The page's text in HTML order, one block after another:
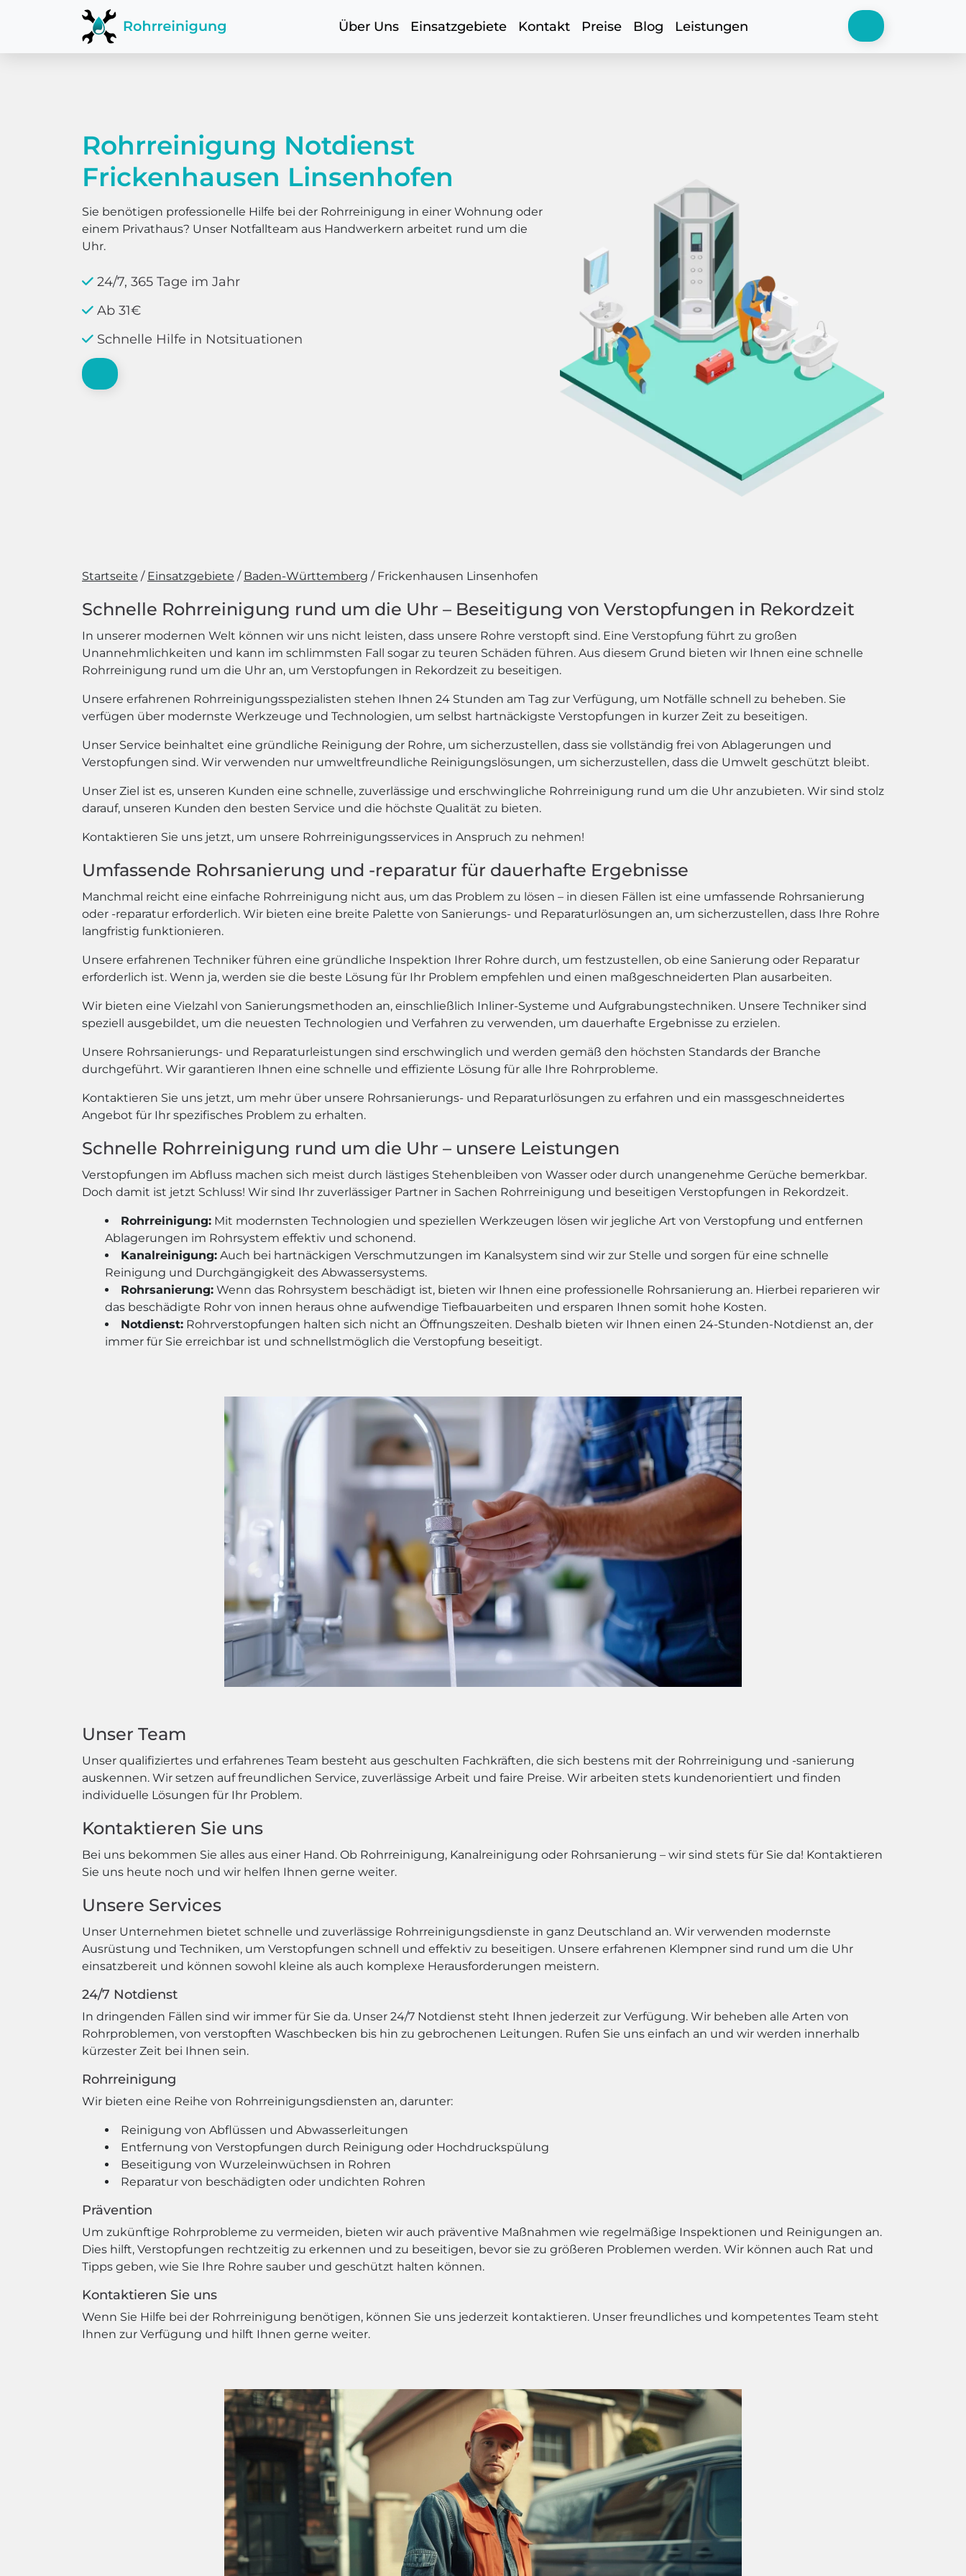
Über Uns Einsatzgebiete Kontakt Preise Blog Leistungen
Rohrreinigung Notdienst
Frickenhausen Linsenhofen
Sie benötigen professionelle Hilfe bei der Rohrreinigung in einer Wohnung oder
einem Privathaus? Unser Notfallteam aus Handwerkern arbeitet rund um die
Uhr.
24/7, 365 Tage im Jahr
Ab 31€
Schnelle Hilfe in Notsituationen
Startseite Einsatzgebiete Baden-Württemberg Frickenhausen Linsenhofen
Schnelle Rohrreinigung rund um die Uhr – Beseitigung von Verstopfungen in Rekordzeit
In unserer modernen Welt können wir uns nicht leisten, dass unsere Rohre verstopft sind. Eine Verstopfung führt zu großen
Unannehmlichkeiten und kann im schlimmsten Fall sogar zu teuren Schäden führen. Aus diesem Grund bieten wir Ihnen eine schnelle
Rohrreinigung rund um die Uhr an, um Verstopfungen in Rekordzeit zu beseitigen.
Unsere erfahrenen Rohrreinigungsspezialisten stehen Ihnen 24 Stunden am Tag zur Verfügung, um Notfälle schnell zu beheben. Sie
verfügen über modernste Werkzeuge und Technologien, um selbst hartnäckigste Verstopfungen in kurzer Zeit zu beseitigen.
Unser Service beinhaltet eine gründliche Reinigung der Rohre, um sicherzustellen, dass sie vollständig frei von Ablagerungen und
Verstopfungen sind. Wir verwenden nur umweltfreundliche Reinigungslösungen, um sicherzustellen, dass die Umwelt geschützt bleibt.
Unser Ziel ist es, unseren Kunden eine schnelle, zuverlässige und erschwingliche Rohrreinigung rund um die Uhr anzubieten. Wir sind stolz
darauf, unseren Kunden den besten Service und die höchste Qualität zu bieten.
Kontaktieren Sie uns jetzt, um unsere Rohrreinigungsservices in Anspruch zu nehmen!
Umfassende Rohrsanierung und -reparatur für dauerhafte Ergebnisse
Manchmal reicht eine einfache Rohrreinigung nicht aus, um das Problem zu lösen – in diesen Fällen ist eine umfassende Rohrsanierung
oder -reparatur erforderlich. Wir bieten eine breite Palette von Sanierungs- und Reparaturlösungen an, um sicherzustellen, dass Ihre Rohre
langfristig funktionieren.
Unsere erfahrenen Techniker führen eine gründliche Inspektion Ihrer Rohre durch, um festzustellen, ob eine Sanierung oder Reparatur
erforderlich ist. Wenn ja, werden sie die beste Lösung für Ihr Problem empfehlen und einen maßgeschneiderten Plan ausarbeiten.
Wir bieten eine Vielzahl von Sanierungsmethoden an, einschließlich Inliner-Systeme und Aufgrabungstechniken. Unsere Techniker sind
speziell ausgebildet, um die neuesten Technologien und Verfahren zu verwenden, um dauerhafte Ergebnisse zu erzielen.
Unsere Rohrsanierungs- und Reparaturleistungen sind erschwinglich und werden gemäß den höchsten Standards der Branche
durchgeführt. Wir garantieren Ihnen eine schnelle und effiziente Lösung für alle Ihre Rohrprobleme.
Kontaktieren Sie uns jetzt, um mehr über unsere Rohrsanierungs- und Reparaturlösungen zu erfahren und ein massgeschneidertes
Angebot für Ihr spezifisches Problem zu erhalten.
Schnelle Rohrreinigung rund um die Uhr – unsere Leistungen
Verstopfungen im Abfluss machen sich meist durch lästiges Stehenbleiben von Wasser oder durch unangenehme Gerüche bemerkbar.
Doch damit ist jetzt Schluss! Wir sind Ihr zuverlässiger Partner in Sachen Rohrreinigung und beseitigen Verstopfungen in Rekordzeit.
Rohrreinigung: Mit modernsten Technologien und speziellen Werkzeugen lösen wir jegliche Art von Verstopfung und entfernen
Ablagerungen im Rohrsystem effektiv und schonend.
Kanalreinigung: Auch bei hartnäckigen Verschmutzungen im Kanalsystem sind wir zur Stelle und sorgen für eine schnelle
Reinigung und Durchgängigkeit des Abwassersystems.
Rohrsanierung: Wenn das Rohrsystem beschädigt ist, bieten wir Ihnen eine professionelle Rohrsanierung an. Hierbei reparieren wir
das beschädigte Rohr von innen heraus ohne aufwendige Tiefbauarbeiten und ersparen Ihnen somit hohe Kosten.
Notdienst: Rohrverstopfungen halten sich nicht an Öffnungszeiten. Deshalb bieten wir Ihnen einen 24-Stunden-Notdienst an, der
immer für Sie erreichbar ist und schnellstmöglich die Verstopfung beseitigt.
Unser Team
Unser qualifiziertes und erfahrenes Team besteht aus geschulten Fachkräften, die sich bestens mit der Rohrreinigung und -sanierung
auskennen. Wir setzen auf freundlichen Service, zuverlässige Arbeit und faire Preise. Wir arbeiten stets kundenorientiert und finden
individuelle Lösungen für Ihr Problem.
Kontaktieren Sie uns
Bei uns bekommen Sie alles aus einer Hand. Ob Rohrreinigung, Kanalreinigung oder Rohrsanierung – wir sind stets für Sie da! Kontaktieren
Sie uns heute noch und wir helfen Ihnen gerne weiter.
Unsere Services
Unser Unternehmen bietet schnelle und zuverlässige Rohrreinigungsdienste in ganz Deutschland an. Wir verwenden modernste
Ausrüstung und Techniken, um Verstopfungen schnell und effektiv zu beseitigen. Unsere erfahrenen Klempner sind rund um die Uhr
einsatzbereit und können sowohl kleine als auch komplexe Herausforderungen meistern.
24/7 Notdienst
In dringenden Fällen sind wir immer für Sie da. Unser 24/7 Notdienst steht Ihnen jederzeit zur Verfügung. Wir beheben alle Arten von
Rohrproblemen, von verstopften Waschbecken bis hin zu gebrochenen Leitungen. Rufen Sie uns einfach an und wir werden innerhalb
kürzester Zeit bei Ihnen sein.
Rohrreinigung
Wir bieten eine Reihe von Rohrreinigungsdiensten an, darunter:
Reinigung von Abflüssen und Abwasserleitungen
Entfernung von Verstopfungen durch Reinigung oder Hochdruckspülung
Beseitigung von Wurzeleinwüchsen in Rohren
Reparatur von beschädigten oder undichten Rohren
Prävention
Um zukünftige Rohrprobleme zu vermeiden, bieten wir auch präventive Maßnahmen wie regelmäßige Inspektionen und Reinigungen an.
Dies hilft, Verstopfungen rechtzeitig zu erkennen und zu beseitigen, bevor sie zu größeren Problemen werden. Wir können auch Rat und
Tipps geben, wie Sie Ihre Rohre sauber und geschützt halten können.
Kontaktieren Sie uns
Wenn Sie Hilfe bei der Rohrreinigung benötigen, können Sie uns jederzeit kontaktieren. Unser freundliches und kompetentes Team steht
Ihnen zur Verfügung und hilft Ihnen gerne weiter.